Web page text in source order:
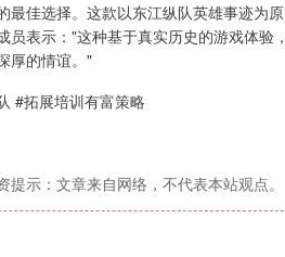
最佳选择。这款以东江纵队英雄事迹为原
表示："这种基于真实历史的游戏体验，
厚的情谊。"
#拓展培训有富策略
提示：文章来自网络，不代表本站观点。